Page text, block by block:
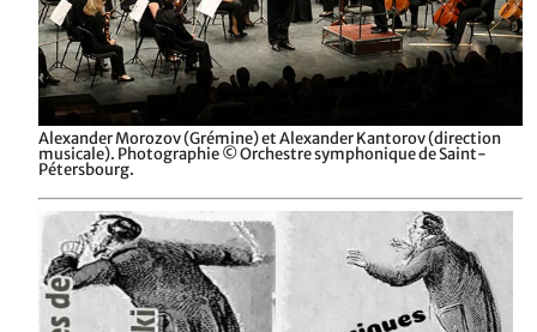
Alexander Morozov (Grémine) et Alexander Kantorov (direction
musicale). Photographie © Orchestre symphonique de Saint-
Pétersbourg.